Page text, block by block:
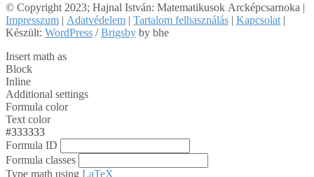
© Copyright 2023; Hajnal István: Matematikusok Arcképcsarnoka |
Impresszum | Adatvédelem | Tartalom felhasználás | Kapcsolat |
Készült: WordPress /Brigsby by bhe
Insert math as
Block
Inline
Additional settings
Formula color
Text color
#333333
Formula ID
Formula classes
Type math using LaTeX